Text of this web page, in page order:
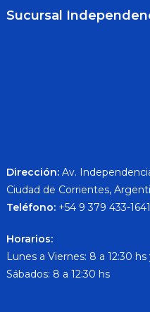
Sucursal
Dirección: Av.
Ciudad de Corrientes,
Teléfono: +54 9 379 433-1641
Horarios:
Lunes a Viernes: 8 a 12:30 hs
Sábados: 8 a 12:30 hs